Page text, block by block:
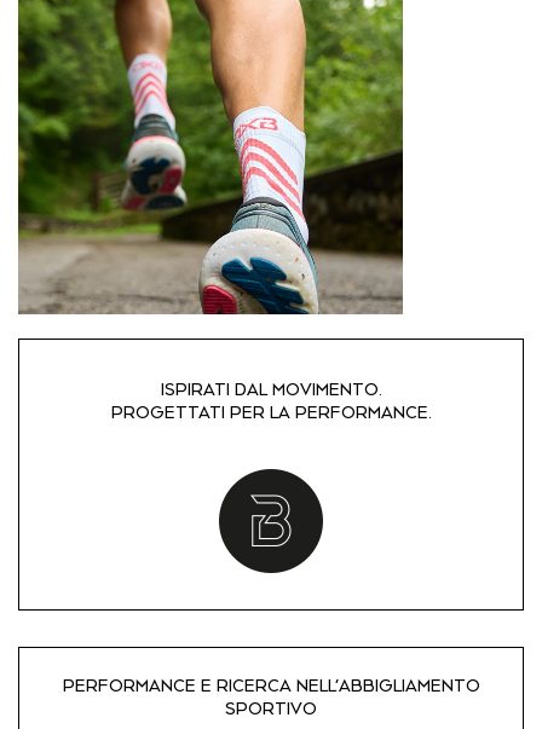
ISPIRATI DAL MOVIMENTO.
PROGETTATI PER LA PERFORMANCE.
PERFORMANCE E RICERCA NELL’ABBIGLIAMENTO
SPORTIVO